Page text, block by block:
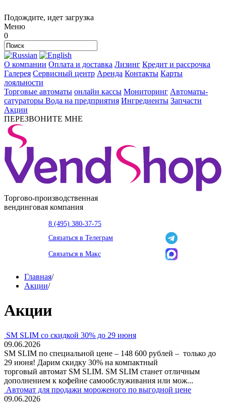
Подождите, идет загрузка
Меню
0
О компании Оплата и доставка Лизинг Кредит и рассрочка
Галерея Сервисный центр Аренда Контакты Карты
лояльности
Торговые автоматы онлайн кассы Мониторинг Автоматы-
сатураторы Вода на предприятия Ингредиенты Запчасти
Акции
ПЕРЕЗВОНИТЕ МНЕ
Торгово-производственная
вендинговая компания
8 (495) 380-37-75
Связаться в Телеграм
Связаться в Макс
Главная/
Акции/
Акции
SM SLIM со скидкой 30% до 29 июня
09.06.2026
SM SLIM по специальной цене – 148 600 рублей – только до
29 июня! Дарим скидку 30% на компактный
торговый автомат SM SLIM. SM SLIM станет отличным
дополнением к кофейне самообслуживания или мож...
Автомат для продажи мороженого по выгодной цене
09.06.2026